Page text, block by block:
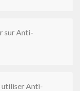
sur Anti-
utiliser Anti-